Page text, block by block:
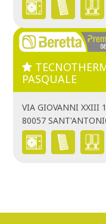
PASQUALE
VIA GIOVANNI XXIII
80057